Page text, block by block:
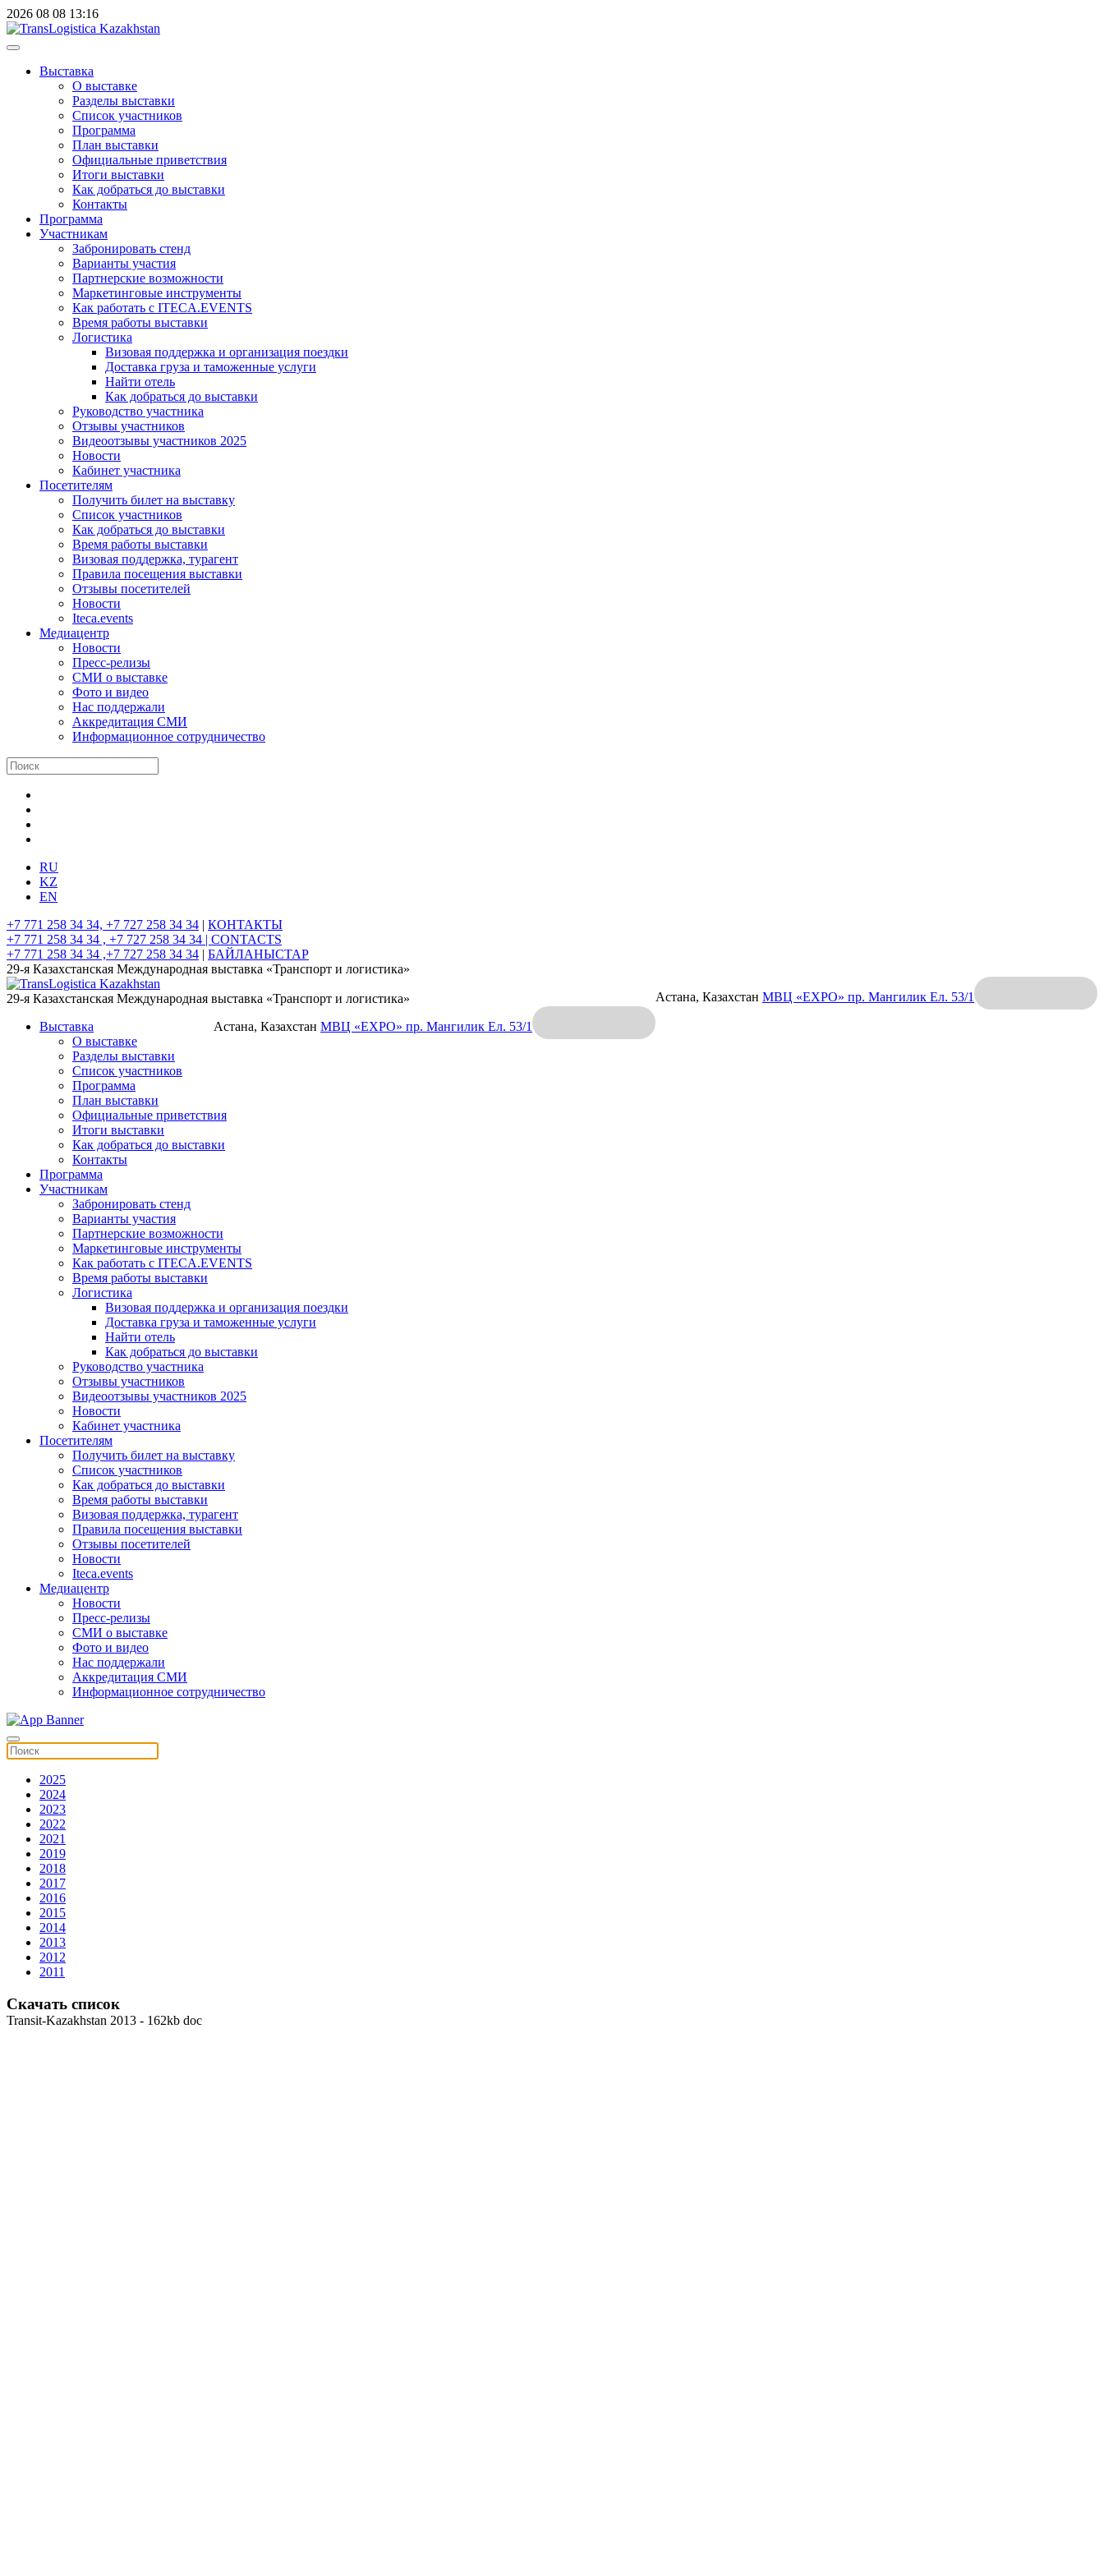
2026 08 08 13:16
Выставка
О выставке
Разделы выставки
Список участников
Программа
План выставки
Официальные приветствия
Итоги выставки
Как добраться до выставки
Контакты
Программа
Участникам
Забронировать стенд
Варианты участия
Партнерские возможности
Маркетинговые инструменты
Как работать с ITECA.EVENTS
Время работы выставки
Логистика
Визовая поддержка и организация поездки
Доставка груза и таможенные услуги
Найти отель
Как добраться до выставки
Руководство участника
Отзывы участников
Видеоотзывы участников 2025
Новости
Кабинет участника
Посетителям
Получить билет на выставку
Список участников
Как добраться до выставки
Время работы выставки
Визовая поддержка, турагент
Правила посещения выставки
Отзывы посетителей
Новости
Iteca.events
Медиацентр
Новости
Пресс-релизы
СМИ о выставке
Фото и видео
Нас поддержали
Аккредитация СМИ
Информационное сотрудничество
RU
KZ
EN
+7 771 258 34 34, +7 727 258 34 34 | КОНТАКТЫ
+7 771 258 34 34 , +7 727 258 34 34 | CONTACTS
+7 771 258 34 34 ,+7 727 258 34 34 | БАЙЛАНЫСТАР
29-я Казахстанская Международная выставка «Транспорт и логистика»
Астана, Казахстан МВЦ «EXPO» пр. Мангилик Ел. 53/1
29-я Казахстанская Международная выставка «Транспорт и логистика»
Астана, Казахстан МВЦ «EXPO» пр. Мангилик Ел. 53/1
Выставка
О выставке
Разделы выставки
Список участников
Программа
План выставки
Официальные приветствия
Итоги выставки
Как добраться до выставки
Контакты
Программа
Участникам
Забронировать стенд
Варианты участия
Партнерские возможности
Маркетинговые инструменты
Как работать с ITECA.EVENTS
Время работы выставки
Логистика
Визовая поддержка и организация поездки
Доставка груза и таможенные услуги
Найти отель
Как добраться до выставки
Руководство участника
Отзывы участников
Видеоотзывы участников 2025
Новости
Кабинет участника
Посетителям
Получить билет на выставку
Список участников
Как добраться до выставки
Время работы выставки
Визовая поддержка, турагент
Правила посещения выставки
Отзывы посетителей
Новости
Iteca.events
Медиацентр
Новости
Пресс-релизы
СМИ о выставке
Фото и видео
Нас поддержали
Аккредитация СМИ
Информационное сотрудничество
2025
2024
2023
2022
2021
2019
2018
2017
2016
2015
2014
2013
2012
2011
Скачать список
Transit-Kazakhstan 2013 - 162kb doc